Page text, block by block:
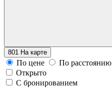
801 На карте
По цене
По расстоянию
Открыто
С бронированием